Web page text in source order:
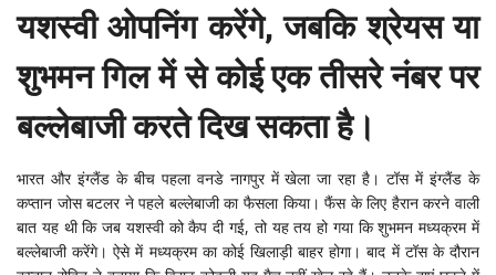
यशस्वी ओपनिंग करेंगे, जबकि श्रेयस या
शुभमन गिल में से कोई एक तीसरे नंबर पर
बल्लेबाजी करते दिख सकता है।
भारत और इंग्लैंड के बीच पहला वनडे नागपुर में खेला जा रहा है। टॉस में इंग्लैंड के
कप्तान जोस बटलर ने पहले बल्लेबाजी का फैसला किया। फैंस के लिए हैरान करने वाली
बात यह थी कि जब यशस्वी को कैप दी गई, तो यह तय हो गया कि शुभमन मध्यक्रम में
बल्लेबाजी करेंगे। ऐसे में मध्यक्रम का कोई खिलाड़ी बाहर होगा। बाद में टॉस के दौरान